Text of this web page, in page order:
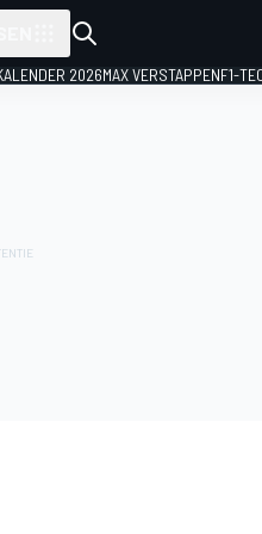
2026MAX VERSTAPPENF1-